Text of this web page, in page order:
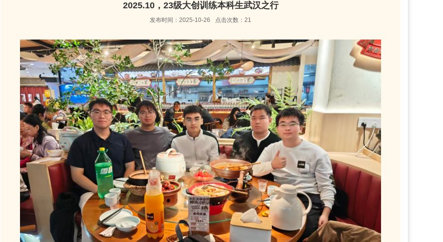
2025.10，23级大创训练本科生武汉之行
发布时间： 2025-10-26 点击次数： 21